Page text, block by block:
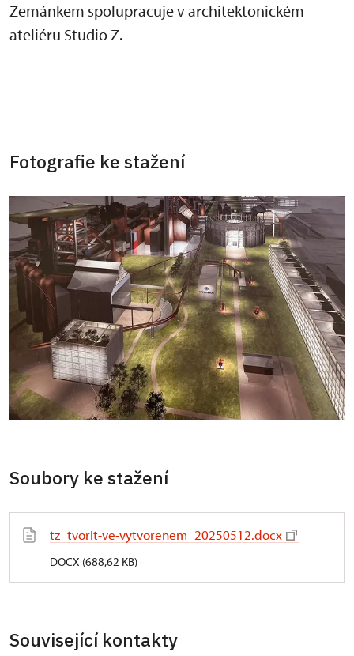
Zemánkem spolupracuje v architektonickém
ateliéru Studio Z.
Fotografie ke stažení
Soubory ke stažení
tz_tvorit-ve-vytvorenem_20250512.docx
DOCX (688,62 KB)
Související kontakty